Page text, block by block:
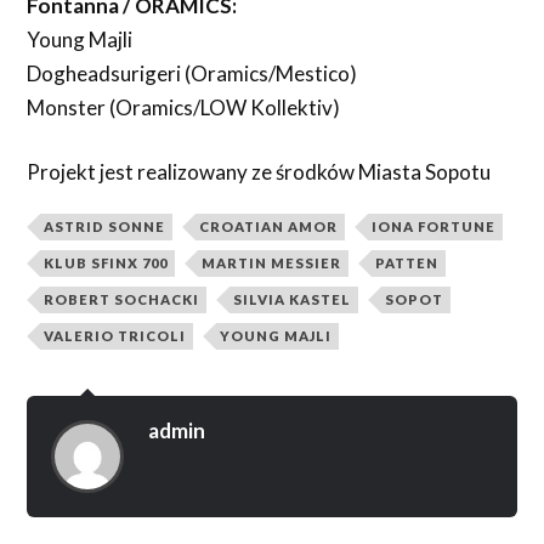
Fontanna / ORAMICS:
Young Majli
Dogheadsurigeri (Oramics/Mestico)
Monster (Oramics/LOW Kollektiv)
Projekt jest realizowany ze środków Miasta Sopotu
ASTRID SONNE CROATIAN AMOR IONA FORTUNE
KLUB SFINX 700 MARTIN MESSIER PATTEN
ROBERT SOCHACKI SILVIA KASTEL SOPOT
VALERIO TRICOLI YOUNG MAJLI
admin